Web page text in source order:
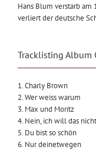
Hans Blum verstarb am
verliert der deutsche
Tracklisting Album
1. Charly Brown
2. Wer weiss warum
3. Max und Moritz
4. Nein, ich will das nicht
5. Du bist so schön
6. Nur deinetwegen